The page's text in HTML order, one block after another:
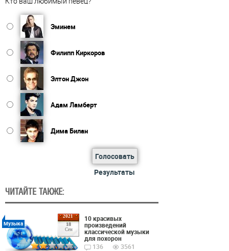
Эминем
Филипп Киркоров
Элтон Джон
Адам Ламберт
Дима Билан
Голосовать
Результаты
ЧИТАЙТЕ ТАКЖЕ:
2021
18
Сен
Музыка
10 красивых
произведений
классической музыки
для похорон
136
3561